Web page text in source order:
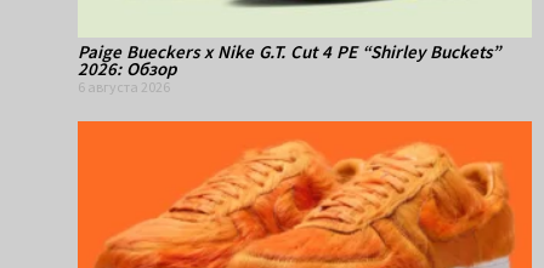
Paige Bueckers x Nike G.T. Cut 4 PE “Shirley Buckets”
2026: Обзор
6 августа 2026